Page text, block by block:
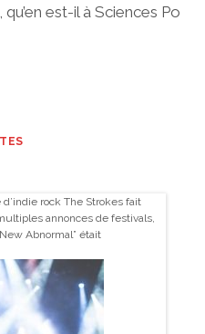
est-il à Sciences Po
rock The Strokes fait
annonces de festivals,
Abnormal” était